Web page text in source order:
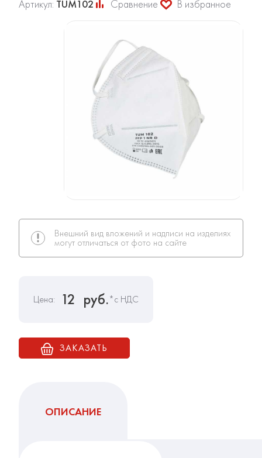
Артикул: TUM102 Сравнение В избранное
Внешний вид вложений и надписи на изделиях
могут отличаться от фото на сайте
Цена: 12 руб.*с НДС
ЗАКАЗАТЬ
ОПИСАНИЕ